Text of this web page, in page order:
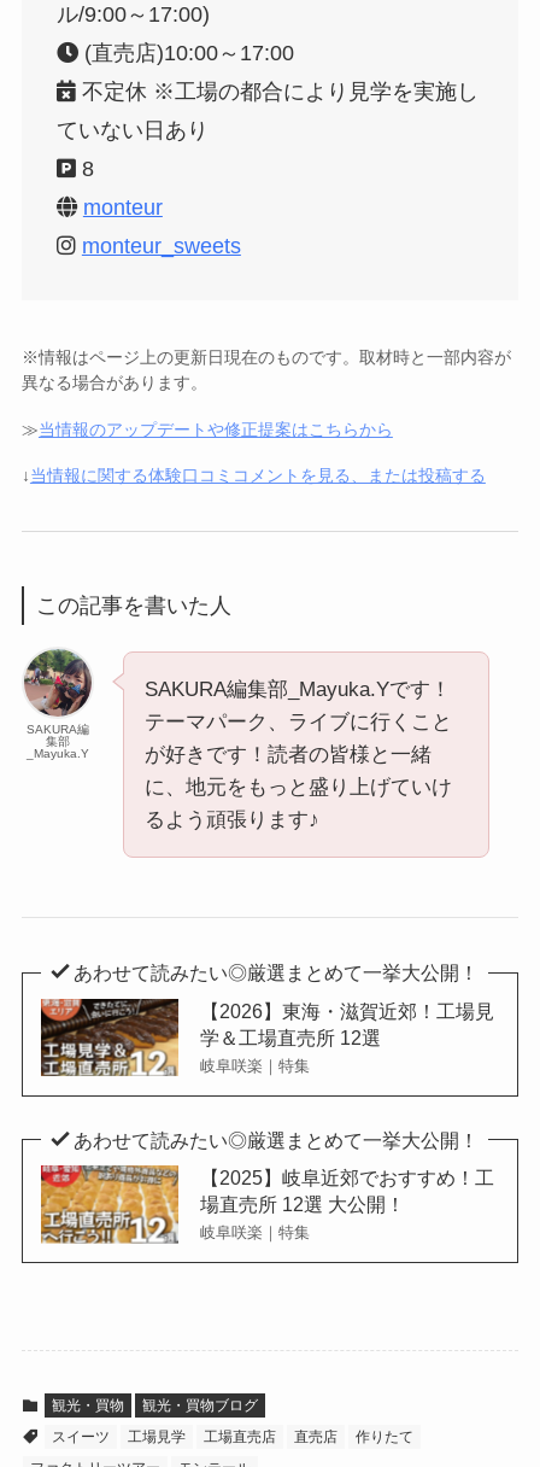
ル/9:00～17:00)
(直売店)10:00～17:00
不定休 ※工場の都合により見学を実施し
ていない日あり
8
monteur
monteur_sweets
※情報はページ上の更新日現在のものです。取材時と一部内容が
異なる場合があります。
≫当情報のアップデートや修正提案はこちらから
↓当情報に関する体験口コミコメントを見る、または投稿する
この記事を書いた人
SAKURA編
集部
_Mayuka.Y
SAKURA編集部_Mayuka.Yです！
テーマパーク、ライブに行くこと
が好きです！読者の皆様と一緒
に、地元をもっと盛り上げていけ
るよう頑張ります♪
あわせて読みたい◎厳選まとめて一挙大公開！
【2026】東海・滋賀近郊！工場見
学＆工場直売所 12選
岐阜咲楽｜特集
あわせて読みたい◎厳選まとめて一挙大公開！
【2025】岐阜近郊でおすすめ！工
場直売所 12選 大公開！
岐阜咲楽｜特集
観光・買物
観光・買物ブログ
スイーツ
工場見学 工場直売店 直売店
作りたて